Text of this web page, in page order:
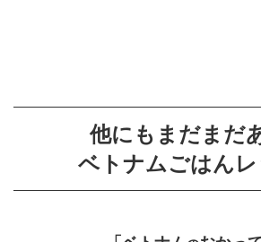
他にもまだまだ
ベトナムごはん